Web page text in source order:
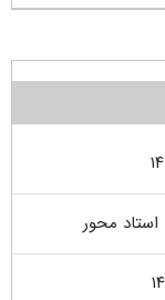
محور